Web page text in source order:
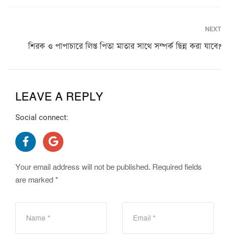
NEXT
শিরক ও পাপাচারে লিপ্ত পিতা মাতার সাথে সম্পর্ক ছিন্ন করা যাবে?
LEAVE A REPLY
Social connect:
Your email address will not be published. Required fields
are marked *